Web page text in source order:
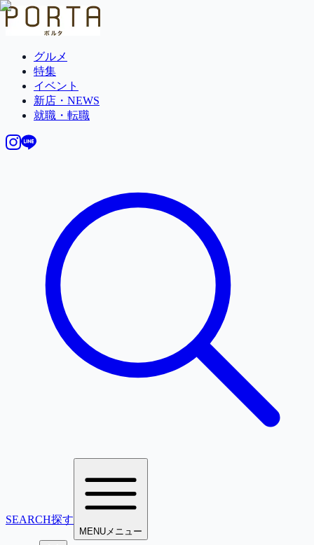
グルメ
特集
イベント
新店・NEWS
就職・転職
SEARCH探す
MENUメニュー